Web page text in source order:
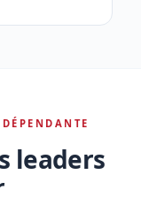
leaders